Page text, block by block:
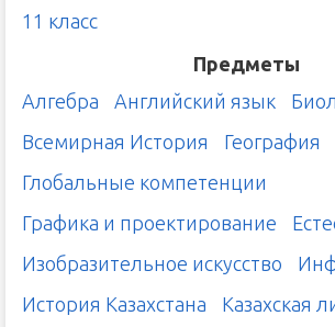
11 класс
Предметы
Алгебра
Английский язык
Всемирная История
География
Глобальные компетенции
Графика и проектирование
Изобразительное искусство
История Казахстана
Казахская